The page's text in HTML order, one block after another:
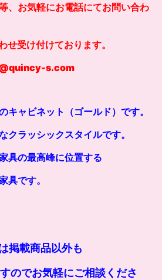
、お気軽にお電話にてお問い合わ
受け付けております。
s.com
ャビネット（ゴールド）です。
クラッシックスタイルです。
具の最高峰に位置する
具です。
掲載商品以外も
のでお気軽にご相談くださ